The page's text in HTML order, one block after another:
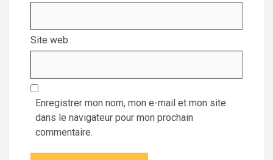
Site web
Enregistrer mon nom, mon e-mail et mon site
dans le navigateur pour mon prochain
commentaire.